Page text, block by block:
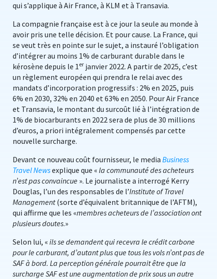
qui s’applique à Air France, à KLM et à Transavia.
La compagnie française est à ce jour la seule au monde à
avoir pris une telle décision. Et pour cause. La France, qui
se veut très en pointe sur le sujet, a instauré l’obligation
d’intégrer au moins 1% de carburant durable dans le
kérosène depuis le 1er janvier 2022. A partir de 2025, c’est
un règlement européen qui prendra le relai avec des
mandats d’incorporation progressifs : 2% en 2025, puis
6% en 2030, 32% en 2040 et 63% en 2050. Pour Air France
et Transavia, le montant du surcoût lié à l’intégration de
1% de biocarburants en 2022 sera de plus de 30 millions
d’euros, a priori intégralement compensés par cette
nouvelle surcharge.
Devant ce nouveau coût fournisseur, le media Business
Travel Newsexplique que « la communauté des acheteurs
n’est pas convaincue ». Le journaliste a interrogé Kerry
Douglas, l’un des responsables de l’Institute of Travel
Management(sorte d’équivalent britannique de l’AFTM),
qui affirme que les «membres acheteurs de l’association ont
plusieurs doutes.»
Selon lui, « ils se demandent qui recevra le crédit carbone
pour le carburant, d’autant plus que tous les vols n’ont pas de
SAF à bord. La perception générale pourrait être que la
surcharge SAF est une augmentation de prix sous un autre